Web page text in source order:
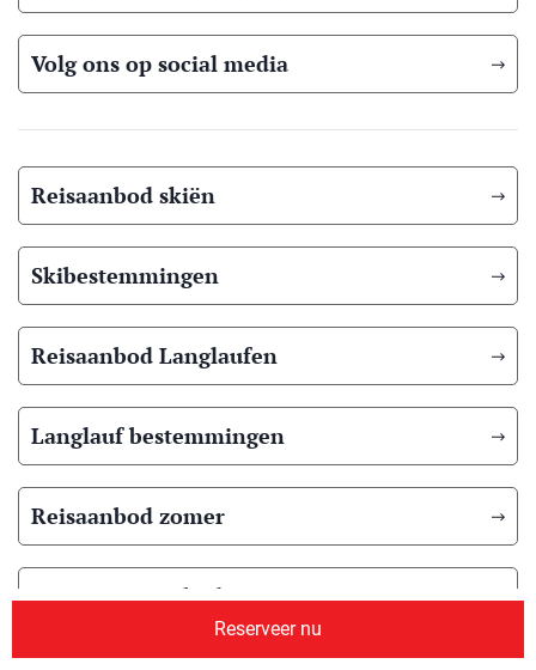
Reserveer nu
Volg ons op social media
Reisaanbod skiën
Skibestemmingen
Reisaanbod Langlaufen
Langlauf bestemmingen
Reisaanbod zomer
Overig reisaanbod